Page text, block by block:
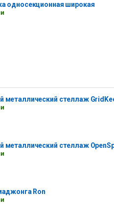
односекционная широкая
металлический стеллаж
металлический стеллаж
Ron